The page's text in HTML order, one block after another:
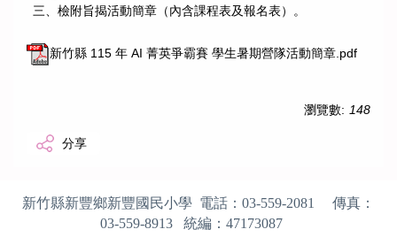
三、檢附旨揭活動簡章（內含課程表及報名表）。
新竹縣 115 年 AI 菁英爭霸賽 學生暑期營隊活動簡章.pdf
瀏覽數: 148
分享
新竹縣新豐鄉新豐國民小學 電話： 03-559-2081
傳真：
03-559-8913 統編： 47173087